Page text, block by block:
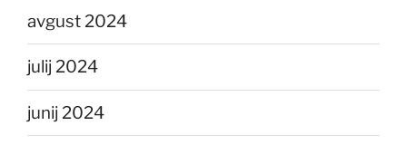
avgust 2024
julij 2024
junij 2024